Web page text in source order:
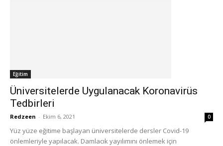
Eğitim
Üniversitelerde Uygulanacak Koronavirüs
Tedbirleri
Redzeen - Ekim 6, 2021 0
Yüz yüze eğitime başlayan üniversitelerde dersler Covid-19
önlemleriyle yapılacak. Damlacık yayılımını önlemek için